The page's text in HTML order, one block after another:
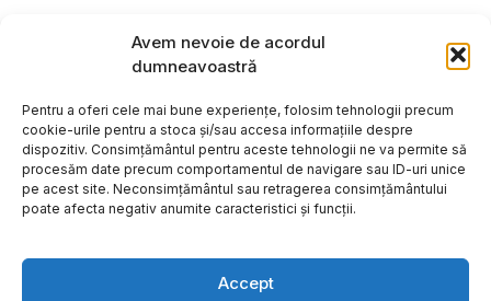
Avem nevoie de acordul
dumneavoastră
Pentru a oferi cele mai bune experiențe, folosim tehnologii precum
cookie-urile pentru a stoca și/sau accesa informațiile despre
dispozitiv. Consimțământul pentru aceste tehnologii ne va permite să
procesăm date precum comportamentul de navigare sau ID-uri unice
pe acest site. Neconsimțământul sau retragerea consimțământului
poate afecta negativ anumite caracteristici și funcții.
Accept